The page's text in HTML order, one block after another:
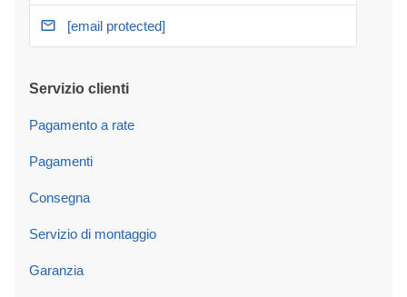
[email protected]
Servizio clienti
Pagamento a rate
Pagamenti
Consegna
Servizio di montaggio
Garanzia